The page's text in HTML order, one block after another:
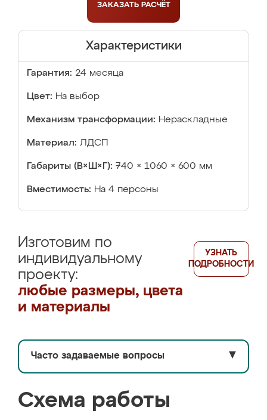
ЗАКАЗАТЬ РАСЧЁТ
Характеристики
Гарантия: 24 месяца
Цвет: На выбор
Механизм трансформации: Нераскладные
Материал: ЛДСП
Габариты (В×Ш×Г): 740 × 1060 × 600 мм
Вместимость: На 4 персоны
Изготовим по
индивидуальному
проекту:
любые размеры, цвета
и материалы
УЗНАТЬ
ПОДРОБНОСТИ
Часто задаваемые вопросы ▼
Схема работы